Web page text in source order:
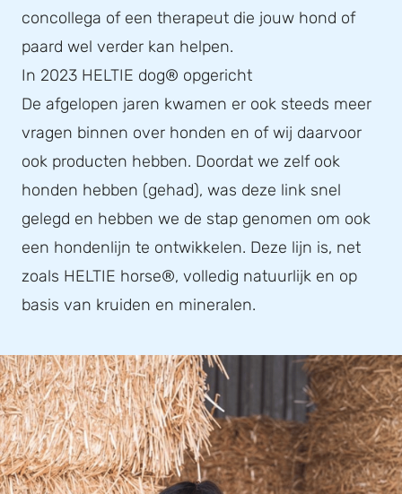
concollega of een therapeut die jouw hond of
paard wel verder kan helpen.
In 2023 HELTIE dog® opgericht
De afgelopen jaren kwamen er ook steeds meer
vragen binnen over honden en of wij daarvoor
ook producten hebben. Doordat we zelf ook
honden hebben (gehad), was deze link snel
gelegd en hebben we de stap genomen om ook
een hondenlijn te ontwikkelen. Deze lijn is, net
zoals HELTIE horse®, volledig natuurlijk en op
basis van kruiden en mineralen.